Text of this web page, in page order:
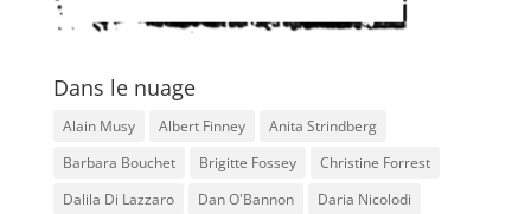
Dans le nuage
Alain Musy Albert Finney
Anita Strindberg
Barbara Bouchet
Brigitte Fossey
Christine Forrest
Dalila Di Lazzaro
Dan O'Bannon
Daria Nicolodi